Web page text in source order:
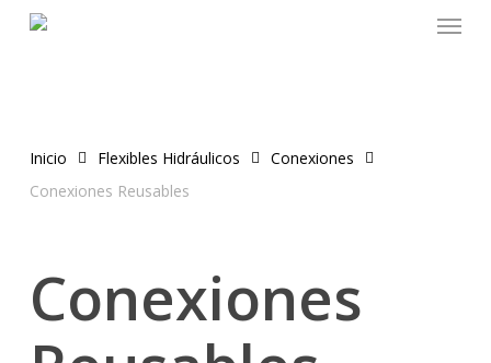
Menu
Inicio Flexibles Hidráulicos
Conexiones
Conexiones Reusables
Conexiones